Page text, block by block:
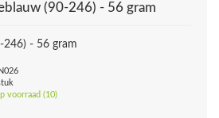
(90-246) - 56 gram
246) - 56 gram
voorraad (10)